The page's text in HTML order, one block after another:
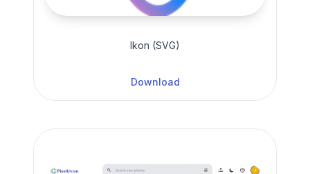
Ikon (SVG)
Download